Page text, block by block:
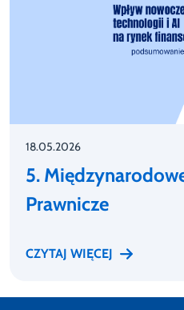
18.05.2026
5.
Prawnicze
CZYTAJ WIĘCEJ